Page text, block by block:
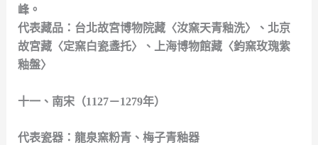
峰。
代表藏品：台北故宮博物院藏〈汝窯天青釉洗〉、北京
故宮藏〈定窯白瓷盞托〉、上海博物館藏〈鈞窯玫瑰紫
釉盤〉
十一、南宋（1127－1279年）
代表瓷器：龍泉窯粉青、梅子青釉器